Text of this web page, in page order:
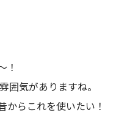
！
囲気がありますね。
からこれを使いたい！